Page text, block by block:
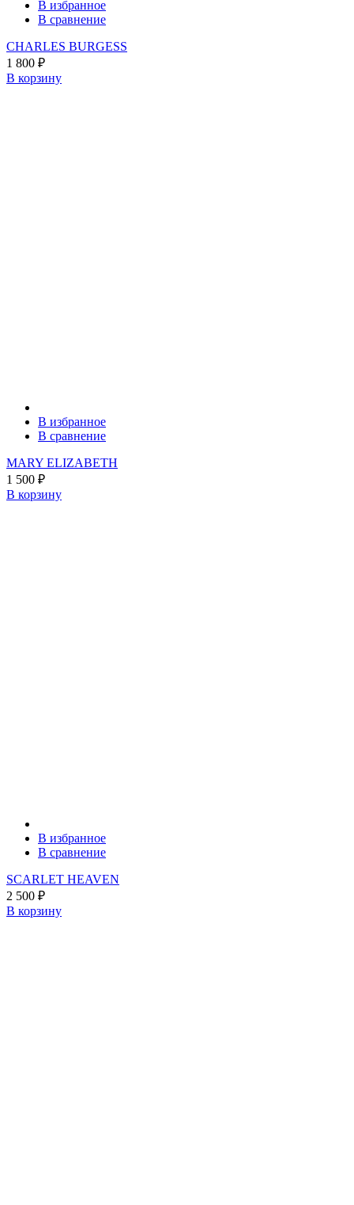
В избранное
В сравнение
CHARLES BURGESS
1 800 ₽
В корзину
В избранное
В сравнение
MARY ELIZABETH
1 500 ₽
В корзину
В избранное
В сравнение
SCARLET HEAVEN
2 500 ₽
В корзину